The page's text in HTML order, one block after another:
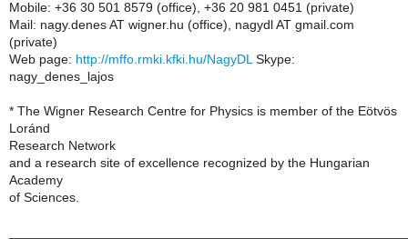
Mobile: +36 30 501 8579 (office), +36 20 981 0451 (private)
Mail: nagy.denes AT wigner.hu (office), nagydl AT gmail.com
(private)
Web page: http://mffo.rmki.kfki.hu/NagyDLSkype:
nagy_denes_lajos
* The Wigner Research Centre for Physics is member of the Eötvös
Loránd
Research Network
and a research site of excellence recognized by the Hungarian
Academy
of Sciences.